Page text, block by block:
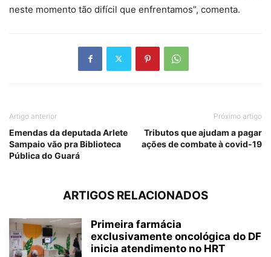
neste momento tão difícil que enfrentamos”, comenta.
Artigo anterior
Emendas da deputada Arlete
Sampaio vão pra Biblioteca
Pública do Guará
Próximo artigo
Tributos que ajudam a pagar
ações de combate à covid-19
ARTIGOS RELACIONADOS
Primeira farmácia
exclusivamente oncológica do DF
inicia atendimento no HRT